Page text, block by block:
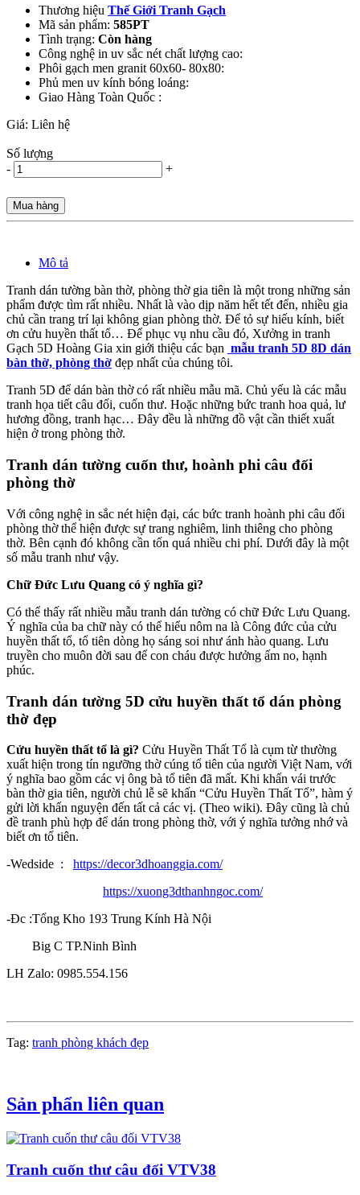
Thương hiệu Thế Giới Tranh Gạch
Mã sản phẩm: 585PT
Tình trạng: Còn hàng
Công nghệ in uv sắc nét chất lượng cao:
Phôi gạch men granit 60x60- 80x80:
Phủ men uv kính bóng loáng:
Giao Hàng Toàn Quốc :
Giá: Liên hệ
Số lượng
-
+
Mua hàng
Mô tả
Tranh dán tường bàn thờ, phòng thờ gia tiên là một trong những sản
phẩm được tìm rất nhiều. Nhất là vào dịp năm hết tết đến, nhiều gia
chủ cần trang trí lại không gian phòng thờ. Để tỏ sự hiếu kính, biết
ơn cửu huyền thất tổ… Để phục vụ nhu cầu đó, Xưởng in tranh
Gạch 5D Hoàng Gia xin giới thiệu các bạn mẫu tranh 5D 8D dán
bàn thờ, phòng thờ đẹp nhất của chúng tôi.
Tranh 5D để dán bàn thờ có rất nhiều mẫu mã. Chủ yếu là các mẫu
tranh họa tiết câu đối, cuốn thư. Hoặc những bức tranh hoa quả, lư
hương đồng, tranh hạc… Đây đều là những đồ vật cần thiết xuất
hiện ở trong phòng thờ.
Tranh dán tường cuốn thư, hoành phi câu đối
phòng thờ
Với công nghệ in sắc nét hiện đại, các bức tranh hoành phi câu đối
phòng thờ thể hiện được sự trang nghiêm, linh thiêng cho phòng
thờ. Bên cạnh đó không cần tốn quá nhiều chi phí. Dưới đây là một
số mẫu tranh như vậy.
Chữ Đức Lưu Quang có ý nghĩa gì?
Có thể thấy rất nhiều mẫu tranh dán tường có chữ Đức Lưu Quang.
Ý nghĩa của ba chữ này có thể hiểu nôm na là Công đức của cửu
huyền thất tổ, tổ tiên dòng họ sáng soi như ánh hào quang. Lưu
truyền cho muôn đời sau để con cháu được hưởng ấm no, hạnh
phúc.
Tranh dán tường 5D cửu huyền thất tổ dán phòng
thờ đẹp
Cửu huyền thất tổ là gì? Cửu Huyền Thất Tổ là cụm từ thường
xuất hiện trong tín ngưỡng thờ cúng tổ tiên của người Việt Nam, với
ý nghĩa bao gồm các vị ông bà tổ tiên đã mất. Khi khấn vái trước
bàn thờ gia tiên, người chủ lễ sẽ khấn “Cửu Huyền Thất Tổ”, hàm ý
gửi lời khấn nguyện đến tất cả các vị. (Theo wiki). Đây cũng là chủ
đề tranh phù hợp để dán trong phòng thờ, với ý nghĩa tưởng nhớ và
biết ơn tổ tiên.
-Wedside : https://decor3dhoanggia.com/
https://xuong3dthanhngoc.com/
-Đc :Tổng Kho 193 Trung Kính Hà Nội
Big C TP.Ninh Bình
LH Zalo: 0985.554.156
Tag: tranh phòng khách đẹp
Sản phẩn liên quan
Tranh cuốn thư câu đối VTV38